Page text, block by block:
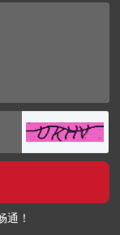
通！